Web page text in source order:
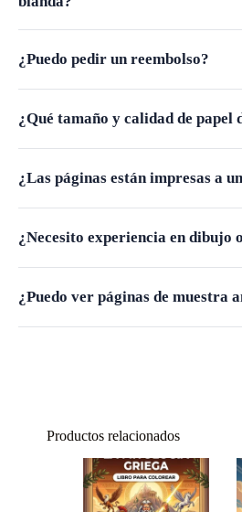
¿Puedo pedir un reembolso?
¿Qué tamaño y calidad de papel
¿Las páginas están impresas a
¿Necesito experiencia en dibujo
¿Puedo ver páginas de muestra
Productos relacionados